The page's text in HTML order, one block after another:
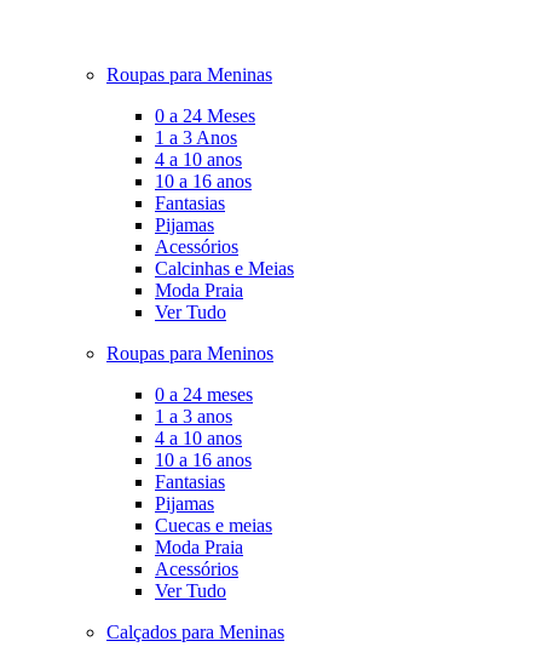
Roupas para Meninas
0 a 24 Meses
1 a 3 Anos
4 a 10 anos
10 a 16 anos
Fantasias
Pijamas
Acessórios
Calcinhas e Meias
Moda Praia
Ver Tudo
Roupas para Meninos
0 a 24 meses
1 a 3 anos
4 a 10 anos
10 a 16 anos
Fantasias
Pijamas
Cuecas e meias
Moda Praia
Acessórios
Ver Tudo
Calçados para Meninas